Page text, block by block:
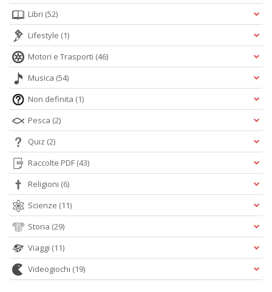
Libri (52)
Lifestyle (1)
Motori e Trasporti (46)
Musica (54)
Non definita (1)
Pesca (2)
Quiz (2)
Raccolte PDF (43)
Religioni (6)
Scienze (11)
Storia (29)
Viaggi (11)
Videogiochi (19)